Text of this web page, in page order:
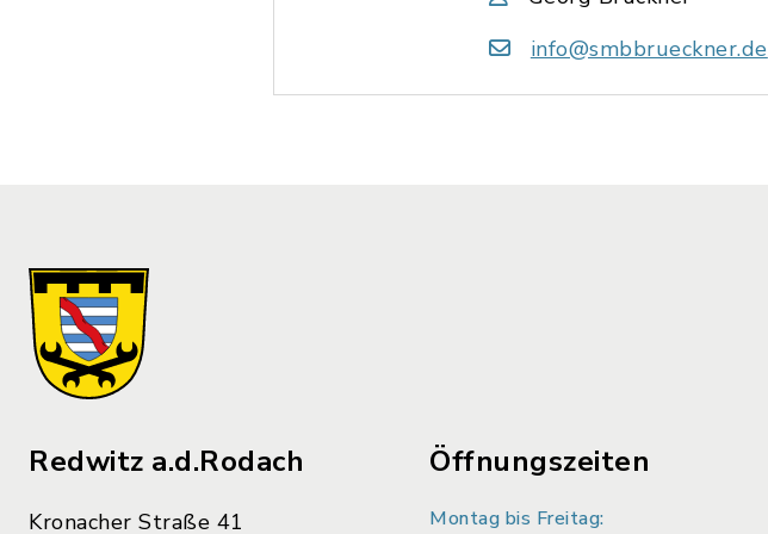
info@smbbrueckner.de
Redwitz a.d.Rodach
Kronacher Straße 41
Öffnungszeiten
Montag bis Freitag: